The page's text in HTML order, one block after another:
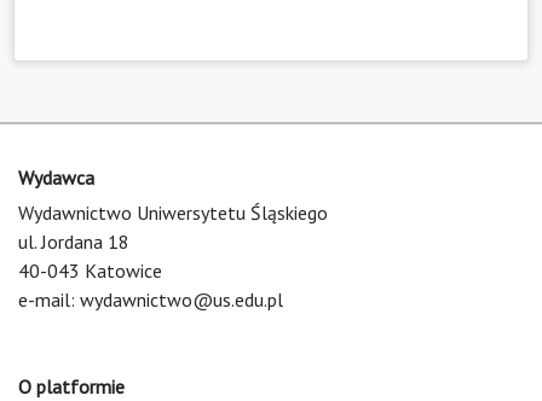
Wydawca
Wydawnictwo Uniwersytetu Śląskiego
ul. Jordana 18
40-043 Katowice
e-mail: wydawnictwo@us.edu.pl
O platformie